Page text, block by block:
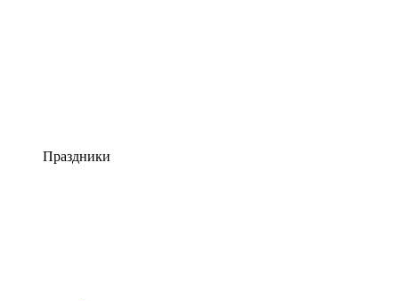
Праздники